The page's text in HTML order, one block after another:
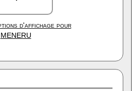
d'affichage pour
MENERU